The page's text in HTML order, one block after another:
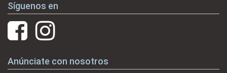
Síguenos en
Anúnciate con nosotros